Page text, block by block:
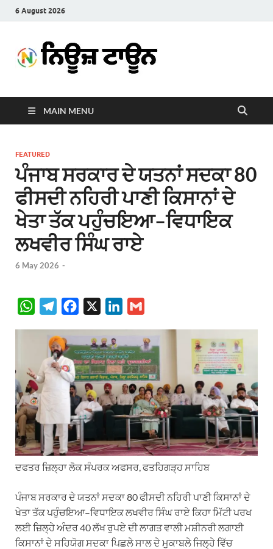
6 August 2026
Town
MAIN MENU
FEATURED
ਪੰਜਾਬ ਸਰਕਾਰ ਦੇ ਯਤਨਾਂ ਸਦਕਾ 80
ਫੀਸਦੀ ਨਹਿਰੀ ਪਾਣੀ ਕਿਸਾਨਾਂ ਦੇ
ਖੇਤਾ ਤੱਕ ਪਹੁੰਚਇਆ–ਵਿਧਾਇਕ
ਲਖਵੀਰ ਸਿੰਘ ਰਾਏ
6 May 2026 -
W
s
A
p
p
l
e
g
m
e
b
o
o
k
k
e
d
I
a
i
l
ਦਫਤਰ ਜ਼ਿਲ੍ਹਾ ਲੋਕ ਸੰਪਰਕ ਅਫਸਰ, ਫਤਹਿਗੜ੍ਹ ਸਾਹਿਬ
ਪੰਜਾਬ ਸਰਕਾਰ ਦੇ ਯਤਨਾਂ ਸਦਕਾ 80 ਫੀਸਦੀ ਨਹਿਰੀ ਪਾਣੀ ਕਿਸਾਨਾਂ ਦੇ
ਖੇਤਾ ਤੱਕ ਪਹੁੰਚਇਆ–ਵਿਧਾਇਕ ਲਖਵੀਰ ਸਿੰਘ ਰਾਏ ਕਿਹਾ ਮਿੱਟੀ ਪਰਖ
ਲਈ ਜ਼ਿਲ੍ਹੇ ਅੰਦਰ 40 ਲੱਖ ਰੁਪਏ ਦੀ ਲਾਗਤ ਵਾਲੀ ਮਸ਼ੀਨਰੀ ਲਗਾਈ
ਕਿਸਾਨਾਂ ਦੇ ਸਹਿਯੋਗ ਸਦਕਾ ਪਿਛਲੇ ਸਾਲ ਦੇ ਮੁਕਾਬਲੇ ਜਿਲ੍ਹੇ ਵਿੱਚ